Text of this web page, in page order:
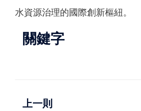
水資源治理的國際創新樞紐。
關鍵字
上一則